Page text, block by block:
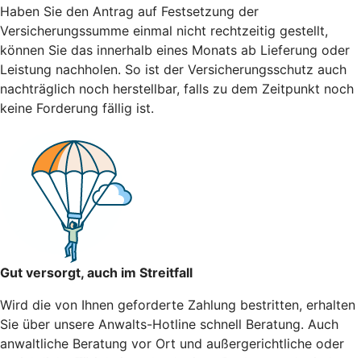
Haben Sie den Antrag auf Festsetzung der
Versicherungssumme einmal nicht rechtzeitig gestellt,
können Sie das innerhalb eines Monats ab Lieferung oder
Leistung nachholen. So ist der Versicherungsschutz auch
nachträglich noch herstellbar, falls zu dem Zeitpunkt noch
keine Forderung fällig ist.
Gut versorgt, auch im Streitfall
Wird die von Ihnen geforderte Zahlung bestritten, erhalten
Sie über unsere Anwalts-Hotline schnell Beratung. Auch
anwaltliche Beratung vor Ort und außergerichtliche oder